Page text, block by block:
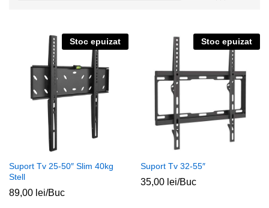
Stoc epuizat
Suport Tv 25-50″ Slim 40kg
Stell
89,00 lei/Buc
Stoc epuizat
Suport Tv 32-55″
35,00 lei/Buc